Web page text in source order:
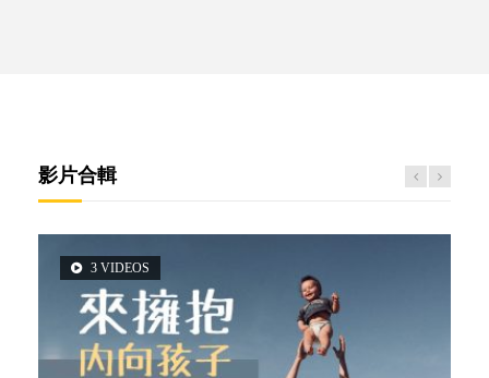
影片合輯
3 VIDEOS
5 VIDEOS
14 VIDEOS
2 VIDEOS
6 VIDEOS